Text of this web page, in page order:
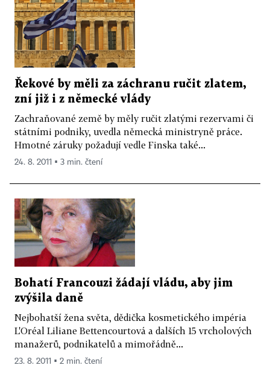
Řekové by měli za záchranu ručit zlatem,
zní již i z německé vlády
Zachraňované země by měly ručit zlatými rezervami či
státními podniky, uvedla německá ministryně práce.
Hmotné záruky požadují vedle Finska také...
24. 8. 2011 ▪ 3 min. čtení
Bohatí Francouzi žádají vládu, aby jim
zvýšila daně
Nejbohatší žena světa, dědička kosmetického impéria
L'Oréal Liliane Bettencourtová a dalších 15 vrcholových
manažerů, podnikatelů a mimořádně...
23. 8. 2011 ▪ 2 min. čtení